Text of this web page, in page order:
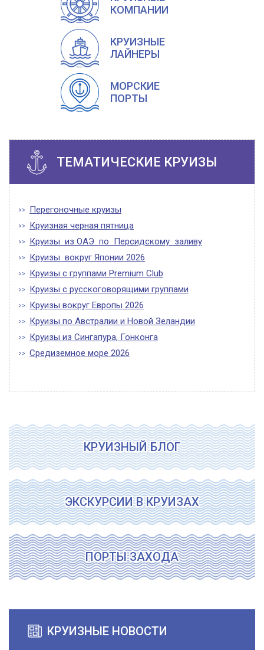
КОМПАНИИ
КРУИЗНЫЕ
ЛАЙНЕРЫ
МОРСКИЕ
ПОРТЫ
ТЕМАТИЧЕСКИЕ КРУИЗЫ
Перегоночные круизы
Круизная черная пятница
Круизы из ОАЭ по Персидскому заливу
Круизы вокруг Японии 2026
Круизы с группами Premium Club
Круизы с русскоговорящими группами
Круизы вокруг Европы 2026
Круизы по Австралии и Новой Зеландии
Круизы из Сингапура, Гонконга
Средиземное море 2026
КРУИЗНЫЙ БЛОГ
ЭКСКУРСИИ В КРУИЗАХ
ПОРТЫ ЗАХОДА
КРУИЗНЫЕ НОВОСТИ